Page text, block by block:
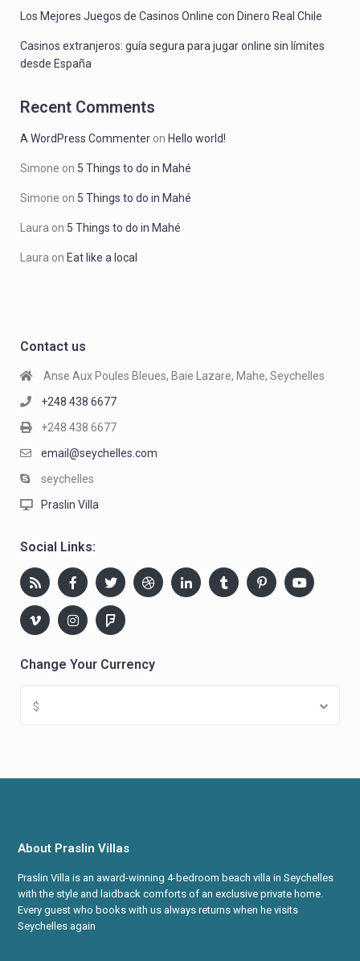
Los Mejores Juegos de Casinos Online con Dinero Real Chile
Casinos extranjeros: guía segura para jugar online sin límites
desde España
Recent Comments
A WordPress Commenter on Hello world!
Simone on 5 Things to do in Mahé
Simone on 5 Things to do in Mahé
Laura on 5 Things to do in Mahé
Laura on Eat like a local
Contact us
Anse Aux Poules Bleues, Baie Lazare, Mahe, Seychelles
+248 438 6677
+248 438 6677
email@seychelles.com
seychelles
Praslin Villa
Social Links:
Change Your Currency
$
About Praslin Villas
Praslin Villa is an award-winning 4-bedroom beach villa in Seychelles
with the style and laidback comforts of an exclusive private home.
Every guest who books with us always returns when he visits
Seychelles again